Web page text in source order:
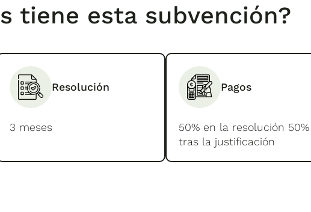
tiene esta subvención?
Resolución
3 meses
Pagos
50% en la resolución 50%
tras la justificación